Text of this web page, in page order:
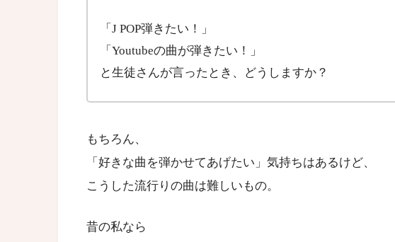
「J POP弾きたい！」
「Youtubeの曲が弾きたい！」
と生徒さんが言ったとき、どうしますか？
もちろん、
「好きな曲を弾かせてあげたい」気持ちはあるけど、
こうした流行りの曲は難しいもの。
昔の私なら